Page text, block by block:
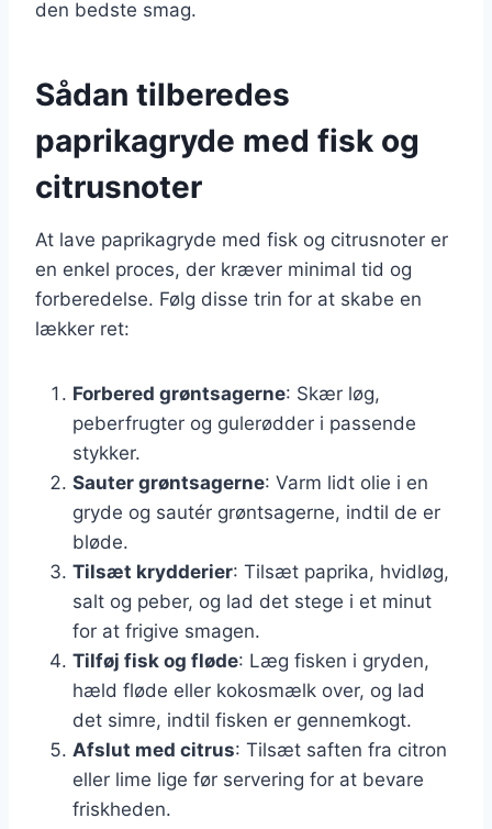
den bedste smag.
Sådan tilberedes
paprikagryde med fisk og
citrusnoter
At lave paprikagryde med fisk og citrusnoter er
en enkel proces, der kræver minimal tid og
forberedelse. Følg disse trin for at skabe en
lækker ret:
Forbered grøntsagerne: Skær løg,
peberfrugter og gulerødder i passende
stykker.
Sauter grøntsagerne: Varm lidt olie i en
gryde og sautér grøntsagerne, indtil de er
bløde.
Tilsæt krydderier: Tilsæt paprika, hvidløg,
salt og peber, og lad det stege i et minut
for at frigive smagen.
Tilføj fisk og fløde: Læg fisken i gryden,
hæld fløde eller kokosmælk over, og lad
det simre, indtil fisken er gennemkogt.
Afslut med citrus: Tilsæt saften fra citron
eller lime lige før servering for at bevare
friskheden.